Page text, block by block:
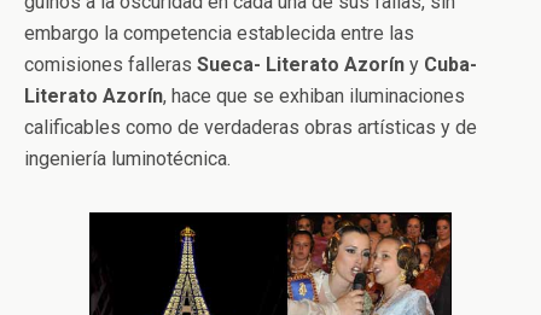
embargo la competencia establecida entre las
comisiones falleras Sueca- Literato Azorín y Cuba-
Literato Azorín, hace que se exhiban iluminaciones
calificables como de verdaderas obras artísticas y de
ingeniería luminotécnica.